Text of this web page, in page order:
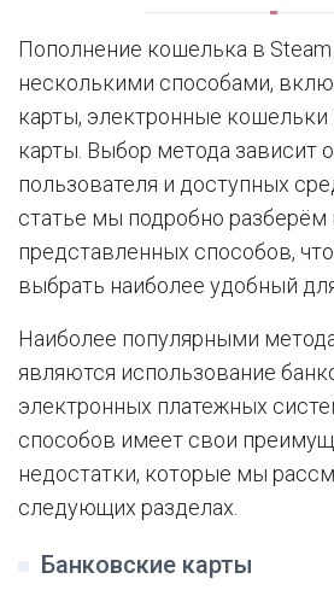
Пополнение кошелька в
несколькими способами,
карты, электронные кошельки
карты. Выбор метода зависит
пользователя и доступных
статье мы подробно
представленных способов,
выбрать наиболее удобный
Наиболее популярными
являются использование
электронных платежных
способов имеет свои
недостатки, которые мы
следующих разделах.
Банковские карты